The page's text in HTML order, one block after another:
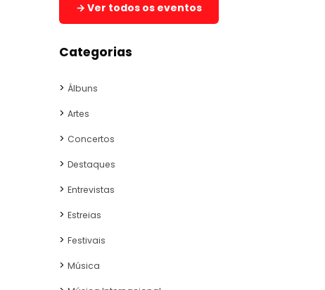
→ Ver todos os eventos
Categorias
Álbuns
Artes
Concertos
Destaques
Entrevistas
Estreias
Festivais
Música